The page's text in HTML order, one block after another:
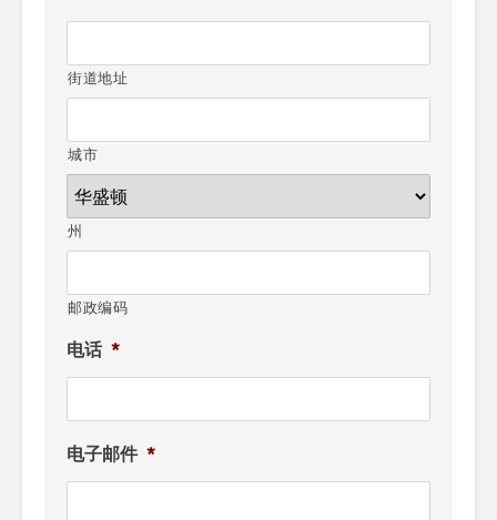
街道地址
城市
州
邮政编码
电话 *
电子邮件 *